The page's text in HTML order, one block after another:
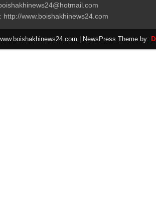
http://www.boishakhinews24.com
| NewsPress Theme by: